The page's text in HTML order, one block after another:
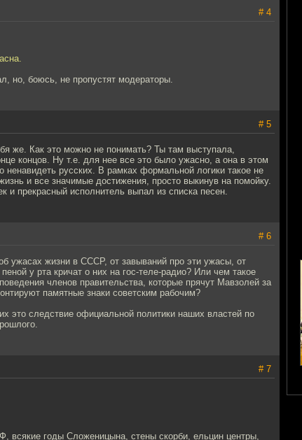
# 4
но, боюсь, не пропустят модераторы.
# 5
же. Как это можно не понимать? Ты там выступала,
концов. Ну т.е. для нее все это было ужасно, а она в этом
русских. В рамках формальной логики такое не
и все значимые достижения, просто выкинув на помойку.
прекрасный исполнитель выпал из списка песен.
# 6
ужасах жизни в СССР, от завываний про эти ужасы, от
у рта кричат о них на гос-теле-радио? Или чем такое
членов правительства, которые прячут Мавзолей за
памятные знаки советским рабочим?
это следствие официальной политики наших властей по
# 7
всякие годы Сложеницына, стены скорби, ельцин центры,